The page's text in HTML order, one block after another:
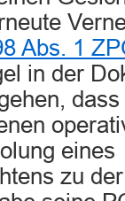
Abs. 1
in der
eines
zu